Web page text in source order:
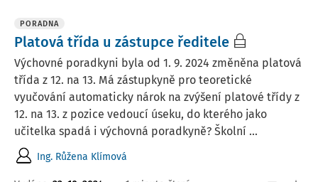
PORADNA
Platová třída u zástupce ředitele
Výchovné poradkyni byla od 1. 9. 2024 změněna platová
třída z 12. na 13. Má zástupkyně pro teoretické
vyučování automaticky nárok na zvýšení platové třídy z
12. na 13. z pozice vedoucí úseku, do kterého jako
učitelka spadá i výchovná poradkyně? Školní ...
Ing. Růžena Klímová